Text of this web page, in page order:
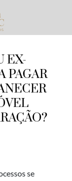
EX-
PAGAR
se